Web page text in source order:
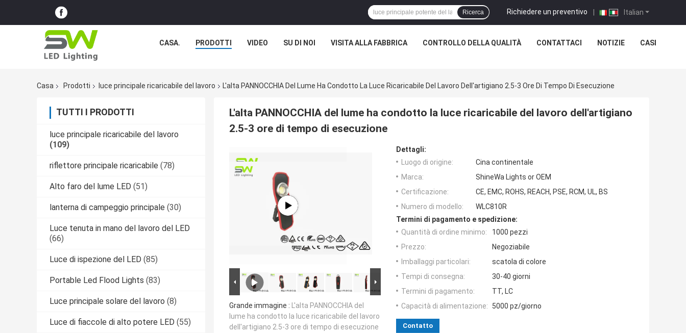
Italian
Richiedere un preventivo |
Ricerca
CASA. PRODOTTI VIDEO SU DI NOI VISITA ALLA FABBRICA CONTROLLO DELLA QUALITÀ CONTATTACI NOTIZIE CASI
Casa Prodotti luce principale ricaricabile del lavoro L'alta PANNOCCHIA Del Lume Ha Condotto La Luce Ricaricabile Del Lavoro Dell'artigiano 2.5-3 Ore Di Tempo Di Esecuzione
TUTTI I PRODOTTI
luce principale ricaricabile del lavoro
(109)
riflettore principale ricaricabile (78)
Alto faro del lume LED (51)
lanterna di campeggio principale (30)
Luce tenuta in mano del lavoro del LED
(66)
Luce di ispezione del LED (85)
Portable Led Flood Lights (83)
Luce principale solare del lavoro (8)
Luce di fiaccole di alto potere LED (55)
L'alta PANNOCCHIA del lume ha condotto la luce ricaricabile del lavoro dell'artigiano
2.5-3 ore di tempo di esecuzione
Grande immagine : L'alta PANNOCCHIA del
lume ha condotto la luce ricaricabile del lavoro
dell'artigiano 2.5-3 ore di tempo di esecuzione
Dettagli:
Luogo di origine:
Cina continentale
Marca:
ShineWa Lights or OEM
Certificazione:
CE, EMC, ROHS, REACH, PSE, RCM, UL, BS
Numero di modello:
WLC810R
Termini di pagamento e spedizione:
Quantità di ordine minimo:
1000 pezzi
Prezzo:
Negoziabile
Imballaggi particolari:
scatola di colore
Tempi di consegna:
30-40 giorni
Termini di pagamento:
TT, LC
Capacità di alimentazione:
5000 pz/giorno
Contatto